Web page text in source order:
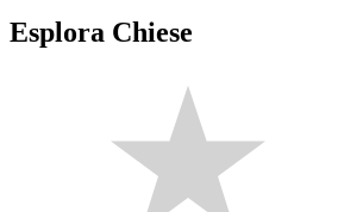
Esplora Chiese